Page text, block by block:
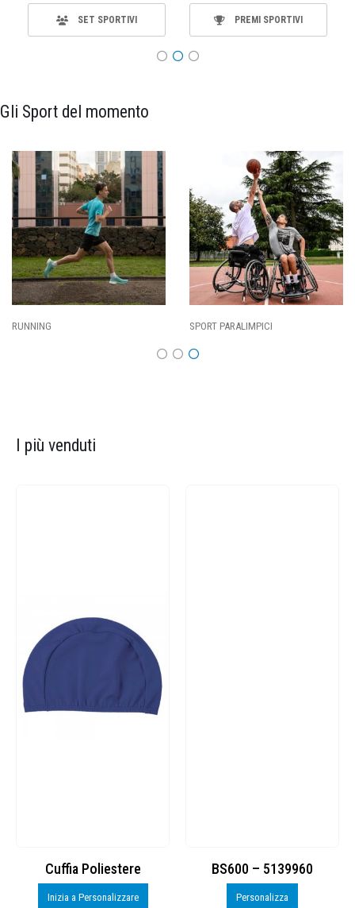
SET SPORTIVI PREMI SPORTIVI
Gli Sport del momento
RUNNING SPORT PARALIMPICI
I più venduti
Cuffia Poliestere
Inizia a Personalizzare
BS600 – 5139960
Personalizza